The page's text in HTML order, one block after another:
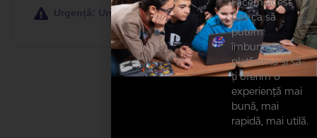
Urgență: Urgenta
pas ca să
putem
îmbunătăți
platforma și să-
ți oferim o
experiență mai
bună, mai
rapidă, mai utilă.